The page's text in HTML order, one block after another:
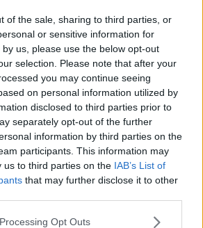
of the sale, sharing to third parties, or
or sensitive information for
us, please use the below opt-out
selection. Please note that after your
you may continue seeing
on personal information utilized by
disclosed to third parties prior to
separately opt-out of the further
information by third parties on the
participants. This information may
us to third parties on the IAB’s List of
that may further disclose it to other
Opt Outs
in rappresentanza dell’ufficio